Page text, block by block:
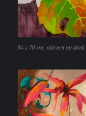
50 x 70 cm, olieverf op doek